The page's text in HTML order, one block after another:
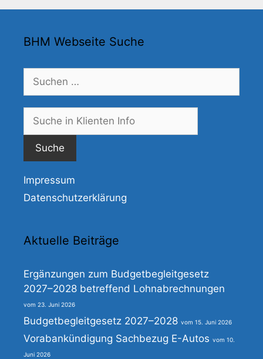
BHM Webseite Suche
Suchen
nach:
Impressum
Datenschutzerklärung
Aktuelle Beiträge
Ergänzungen zum Budgetbegleitgesetz
2027–2028 betreffend Lohnabrechnungen
23. Juni 2026
Budgetbegleitgesetz 2027–2028 15. Juni 2026
Vorabankündigung Sachbezug E-Autos 10.
Juni 2026